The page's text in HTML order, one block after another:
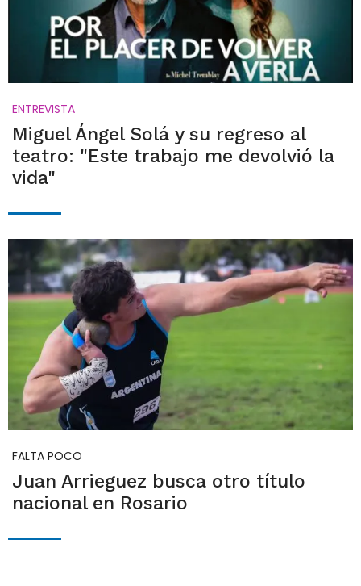
ENTREVISTA
Miguel Ángel Solá y su regreso al
teatro: "Este trabajo me devolvió la
vida"
FALTA POCO
Juan Arrieguez busca otro título
nacional en Rosario